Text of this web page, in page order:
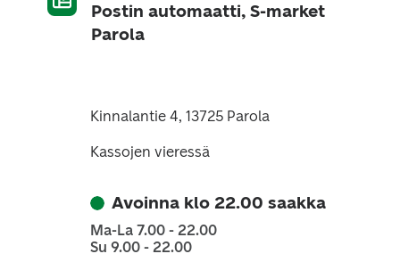
Postin automaatti, S-market
Parola
Kinnalantie 4, 13725 Parola
Kassojen vieressä
Avoinna klo 22.00 saakka
Ma-La 7.00 - 22.00
Su 9.00 - 22.00